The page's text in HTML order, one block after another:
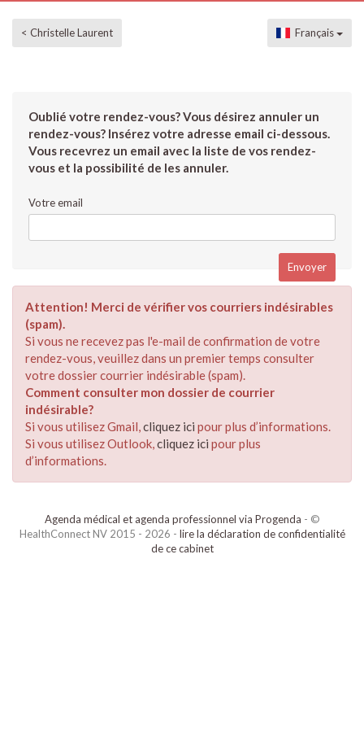
< Christelle Laurent Français
Oublié votre rendez-vous? Vous désirez annuler un
rendez-vous? Insérez votre adresse email ci-dessous.
Vous recevrez un email avec la liste de vos rendez-
vous et la possibilité de les annuler.
Votre email
Attention! Merci de vérifier vos courriers indésirables
(spam).
Si vous ne recevez pas l'e-mail de confirmation de votre
rendez-vous, veuillez dans un premier temps consulter
votre dossier courrier indésirable (spam).
Comment consulter mon dossier de courrier
indésirable?
Si vous utilisez Gmail,cliquez ici pour plus d’informations.
Si vous utilisez Outlook,cliquez ici pour plus
d’informations.
Agenda médical et agenda professionnel via Progenda - ©
HealthConnect NV 2015 - 2026 - lire la déclaration de confidentialité
de ce cabinet